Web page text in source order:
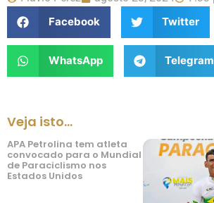
Facebook
Twitter
WhatsApp Telegram
Veja isto...
APA Petrolina tem atleta
convocado para o Mundial
de Paraciclismo nos
Estados Unidos